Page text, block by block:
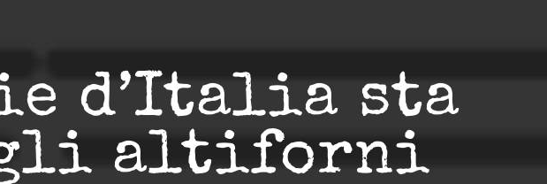
d’Italia sta
gli altiforni